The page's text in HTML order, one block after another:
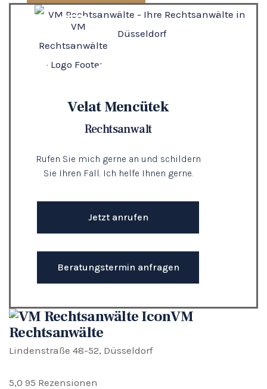
Velat Mencütek
Rechtsanwalt
Rufen Sie mich gerne an und schildern
Sie Ihren Fall. Ich helfe Ihnen gerne.
Jetzt anrufen
Beratungstermin anfragen
VM
Rechtsanwälte
Lindenstraße 48-52, Düsseldorf
5,0 95 Rezensionen